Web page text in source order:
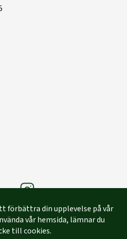
instagram